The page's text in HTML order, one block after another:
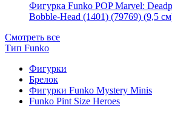
Фигурка Funko POP Marvel:
Bobble-Head (1401) (79769) (9,5
Смотреть все
Тип Funko
Фигурки
Брелок
Фигурки Funko Mystery Minis
Funko Pint Size Heroes